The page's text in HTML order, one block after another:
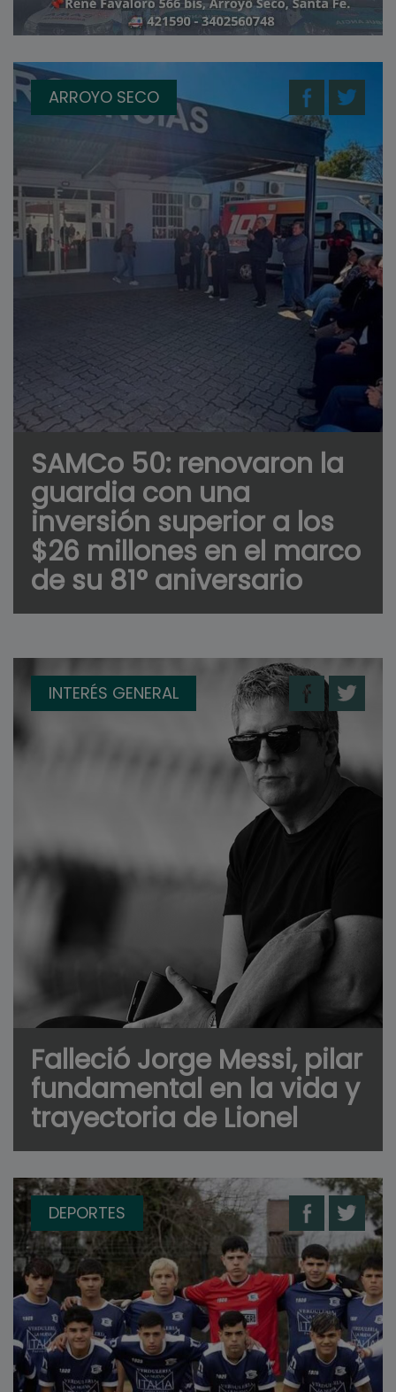
ARROYO SECO
SAMCo 50: renovaron la
guardia con una
inversión superior a los
$26 millones en el marco
de su 81° aniversario
INTERÉS GENERAL
Falleció Jorge Messi, pilar
fundamental en la vida y
trayectoria de Lionel
DEPORTES